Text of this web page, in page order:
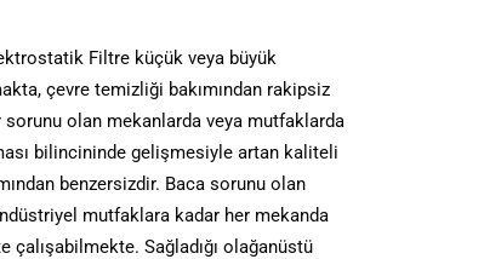
Filtre küçük veya büyük
çevre temizliği bakımından rakipsiz
sorunu olan mekanlarda veya mutfaklarda
bilincininde gelişmesiyle artan kaliteli
benzersizdir. Baca sorunu olan
mutfaklara kadar her mekanda
Sağladığı olağanüstü